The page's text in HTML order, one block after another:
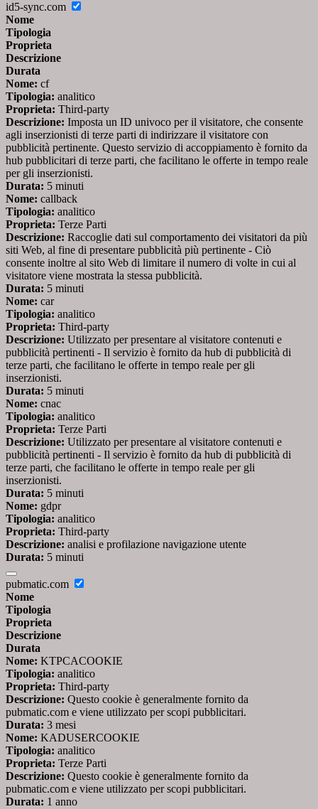
id5-sync.com
Nome
Tipologia
Proprieta
Descrizione
Durata
Nome: cf
Tipologia: analitico
Proprieta: Third-party
Descrizione: Imposta un ID univoco per il visitatore, che consente
agli inserzionisti di terze parti di indirizzare il visitatore con
pubblicità pertinente. Questo servizio di accoppiamento è fornito da
hub pubblicitari di terze parti, che facilitano le offerte in tempo reale
per gli inserzionisti.
Durata: 5 minuti
Nome: callback
Tipologia: analitico
Proprieta: Terze Parti
Descrizione: Raccoglie dati sul comportamento dei visitatori da più
siti Web, al fine di presentare pubblicità più pertinente - Ciò
consente inoltre al sito Web di limitare il numero di volte in cui al
visitatore viene mostrata la stessa pubblicità.
Durata: 5 minuti
Nome: car
Tipologia: analitico
Proprieta: Third-party
Descrizione: Utilizzato per presentare al visitatore contenuti e
pubblicità pertinenti - Il servizio è fornito da hub di pubblicità di
terze parti, che facilitano le offerte in tempo reale per gli
inserzionisti.
Durata: 5 minuti
Nome: cnac
Tipologia: analitico
Proprieta: Terze Parti
Descrizione: Utilizzato per presentare al visitatore contenuti e
pubblicità pertinenti - Il servizio è fornito da hub di pubblicità di
terze parti, che facilitano le offerte in tempo reale per gli
inserzionisti.
Durata: 5 minuti
Nome: gdpr
Tipologia: analitico
Proprieta: Third-party
Descrizione: analisi e profilazione navigazione utente
Durata: 5 minuti
pubmatic.com
Nome
Tipologia
Proprieta
Descrizione
Durata
Nome: KTPCACOOKIE
Tipologia: analitico
Proprieta: Third-party
Descrizione: Questo cookie è generalmente fornito da
pubmatic.com e viene utilizzato per scopi pubblicitari.
Durata: 3 mesi
Nome: KADUSERCOOKIE
Tipologia: analitico
Proprieta: Terze Parti
Descrizione: Questo cookie è generalmente fornito da
pubmatic.com e viene utilizzato per scopi pubblicitari.
Durata: 1 anno